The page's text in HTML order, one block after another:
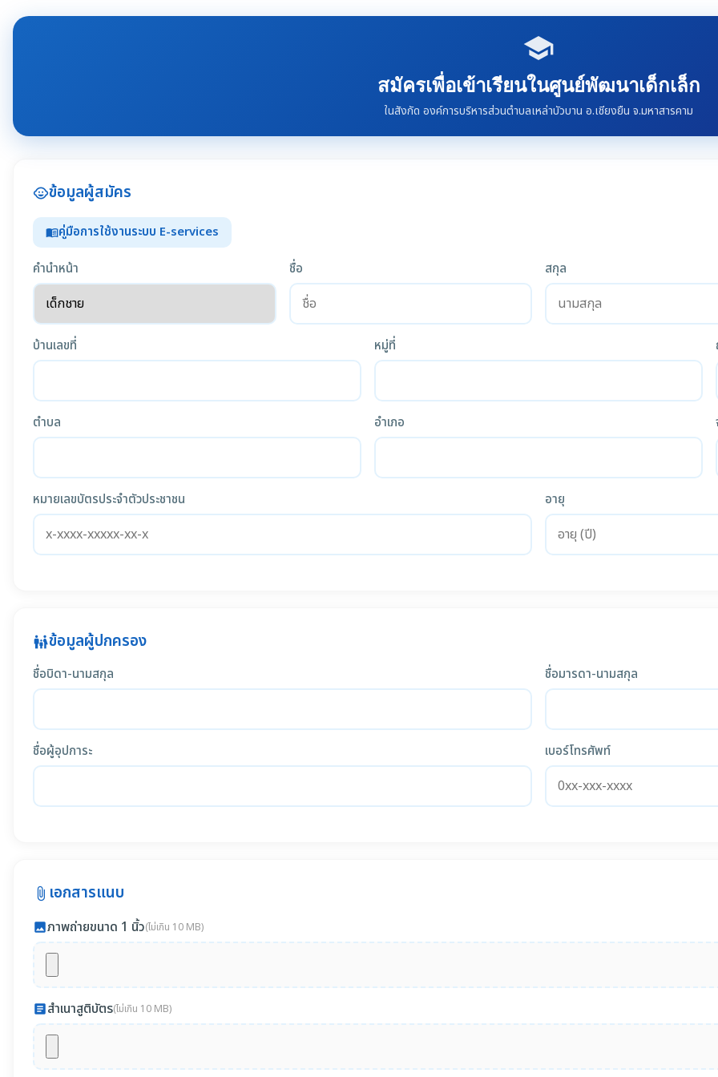
school
สมัครเพื่อเข้าเรียนในศูนย์พัฒนาเด็กเล็ก
ในสังกัด องค์การบริหารส่วนตำบลเหล่าบัวบาน อ.เชียงยืน จ.มหาสารคาม
child_careข้อมูลผู้สมัคร
menu_bookคู่มือการใช้งานระบบ E-services
คำนำหน้า
ชื่อ สกุล
บ้านเลขที่ หมู่ที่
ตำบล อำเภอ
หมายเลขบัตรประจำตัวประชาชน อายุ
family_restroomข้อมูลผู้ปกครอง
ชื่อบิดา-นามสกุล ชื่อมารดา-นามสกุล
ชื่อผู้อุปการะ เบอร์โทรศัพท์
attach_file เอกสารแนบ
photoภาพถ่ายขนาด 1 นิ้ว(ไม่เกิน 10 MB)
articleสำเนาสูติบัตร(ไม่เกิน 10 MB)